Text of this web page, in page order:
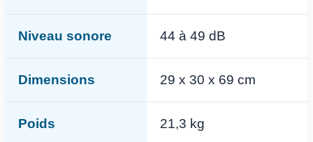
Niveau sonore 44 à 49 dB
Dimensions 29 x 30 x 69 cm
Poids 21,3 kg